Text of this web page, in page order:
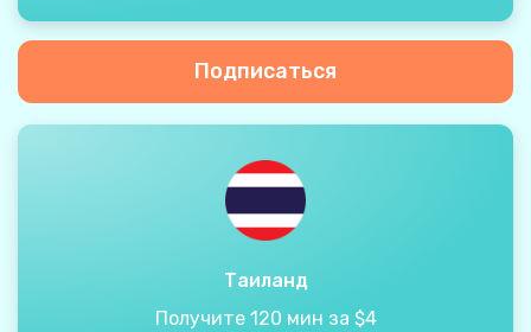
Подписаться
Таиланд
Получите 120 мин за $4